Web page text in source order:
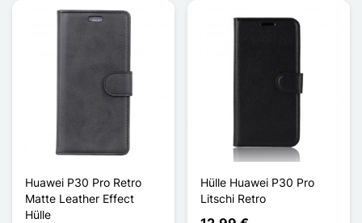
Huawei P30 Pro Retro
Matte Leather Effect
Hülle
Hülle Huawei P30 Pro
Litschi Retro